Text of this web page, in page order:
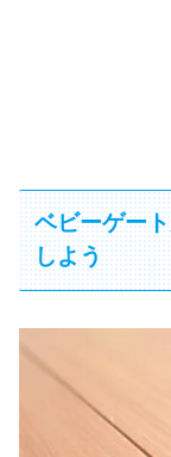
ベビーゲー
しよう